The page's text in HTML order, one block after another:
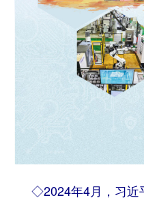
◇2024年4月，习近